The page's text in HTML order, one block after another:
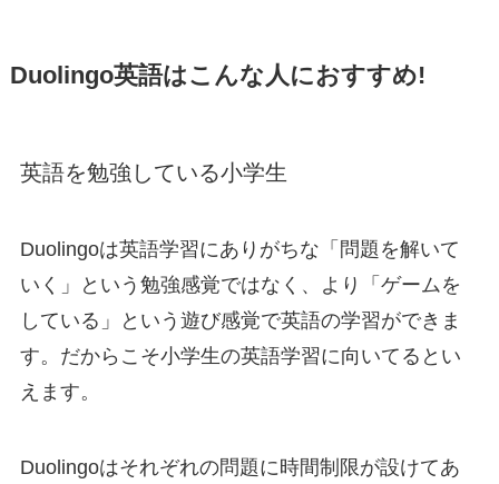
Duolingo英語はこんな人におすすめ!
英語を勉強している小学生
Duolingoは英語学習にありがちな「問題を解いて
いく」という勉強感覚ではなく、より「ゲームを
している」という遊び感覚で英語の学習ができま
す。だからこそ小学生の英語学習に向いてるとい
えます。
Duolingoはそれぞれの問題に時間制限が設けてあ